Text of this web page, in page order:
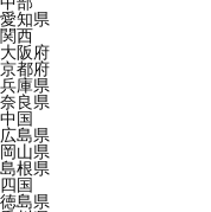
愛知県
関西
大阪府
京都府
兵庫県
奈良県
中国
広島県
岡山県
島根県
四国
徳島県